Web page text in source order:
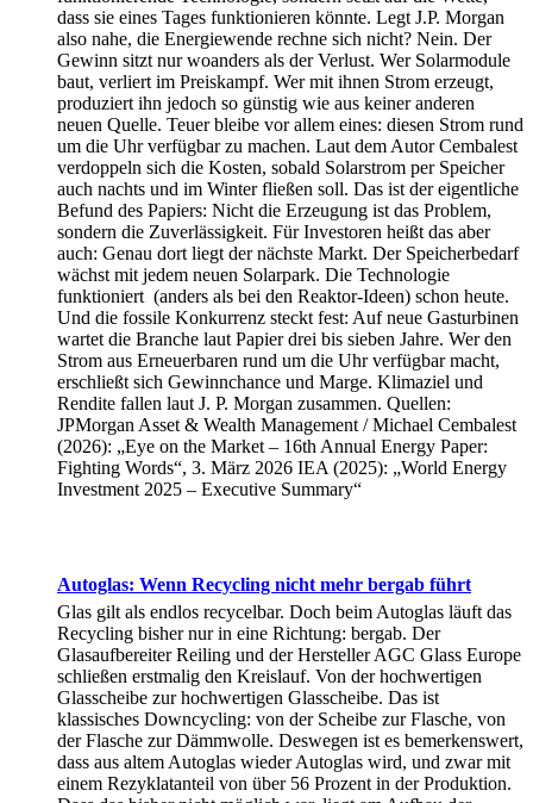
dass sie eines Tages funktionieren könnte. Legt J.P. Morgan
also nahe, die Energiewende rechne sich nicht? Nein. Der
Gewinn sitzt nur woanders als der Verlust. Wer Solarmodule
baut, verliert im Preiskampf. Wer mit ihnen Strom erzeugt,
produziert ihn jedoch so günstig wie aus keiner anderen
neuen Quelle. Teuer bleibe vor allem eines: diesen Strom rund
um die Uhr verfügbar zu machen. Laut dem Autor Cembalest
verdoppeln sich die Kosten, sobald Solarstrom per Speicher
auch nachts und im Winter fließen soll. Das ist der eigentliche
Befund des Papiers: Nicht die Erzeugung ist das Problem,
sondern die Zuverlässigkeit. Für Investoren heißt das aber
auch: Genau dort liegt der nächste Markt. Der Speicherbedarf
wächst mit jedem neuen Solarpark. Die Technologie
funktioniert (anders als bei den Reaktor-Ideen) schon heute.
Und die fossile Konkurrenz steckt fest: Auf neue Gasturbinen
wartet die Branche laut Papier drei bis sieben Jahre. Wer den
Strom aus Erneuerbaren rund um die Uhr verfügbar macht,
erschließt sich Gewinnchance und Marge. Klimaziel und
Rendite fallen laut J. P. Morgan zusammen. Quellen:
JPMorgan Asset & Wealth Management / Michael Cembalest
(2026): „Eye on the Market – 16th Annual Energy Paper:
Fighting Words“, 3. März 2026 IEA (2025): „World Energy
Investment 2025 – Executive Summary“
Autoglas: Wenn Recycling nicht mehr bergab führt
Glas gilt als endlos recycelbar. Doch beim Autoglas läuft das
Recycling bisher nur in eine Richtung: bergab. Der
Glasaufbereiter Reiling und der Hersteller AGC Glass Europe
schließen erstmalig den Kreislauf. Von der hochwertigen
Glasscheibe zur hochwertigen Glasscheibe. Das ist
klassisches Downcycling: von der Scheibe zur Flasche, von
der Flasche zur Dämmwolle. Deswegen ist es bemerkenswert,
dass aus altem Autoglas wieder Autoglas wird, und zwar mit
einem Rezyklatanteil von über 56 Prozent in der Produktion.